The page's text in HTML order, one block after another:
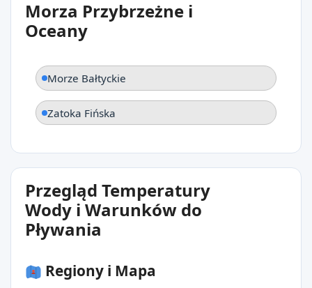
Morza Przybrzeżne i
Oceany
Morze Bałtyckie
Zatoka Fińska
Przegląd Temperatury
Wody i Warunków do
Pływania
Regiony i Mapa